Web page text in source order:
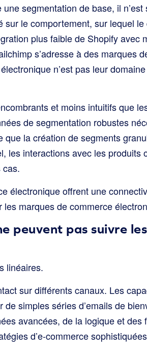
segmentation de base, il n’est
sur le comportement, sur lequel
plus faible de Shopify avec
s’adresse à des marques
n’est pas leur
et moins intuitifs que
de segmentation robustes
la création de segments
les interactions avec les produits
électronique offrent une
marques de commerce
peuvent pas suivre
linéaires.
sur différents canaux. Les
simples séries d’emails de
avancées, de la logique et des
d’e-commerce